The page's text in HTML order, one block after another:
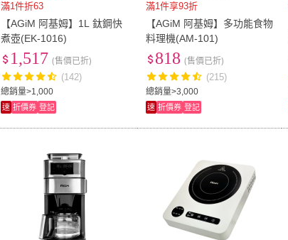
滿1件折63
【AGiM 阿基姆】1L 鈦鋼快
煮壺(EK-1016)
總銷量>1,000
1,517 (售價已折)
(142)
速 折價券 登記
滿1件享93折
【AGiM 阿基姆】多功能食物
料理機(AM-101)
總銷量>3,000
818 (售價已折)
(215)
速 折價券 登記